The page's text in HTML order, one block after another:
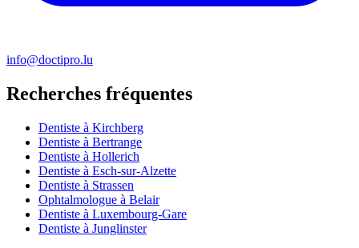
info@doctipro.lu
Recherches fréquentes
Dentiste à Kirchberg
Dentiste à Bertrange
Dentiste à Hollerich
Dentiste à Esch-sur-Alzette
Dentiste à Strassen
Ophtalmologue à Belair
Dentiste à Luxembourg-Gare
Dentiste à Junglinster